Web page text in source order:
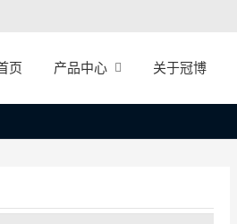
页 产品中心 关于冠博